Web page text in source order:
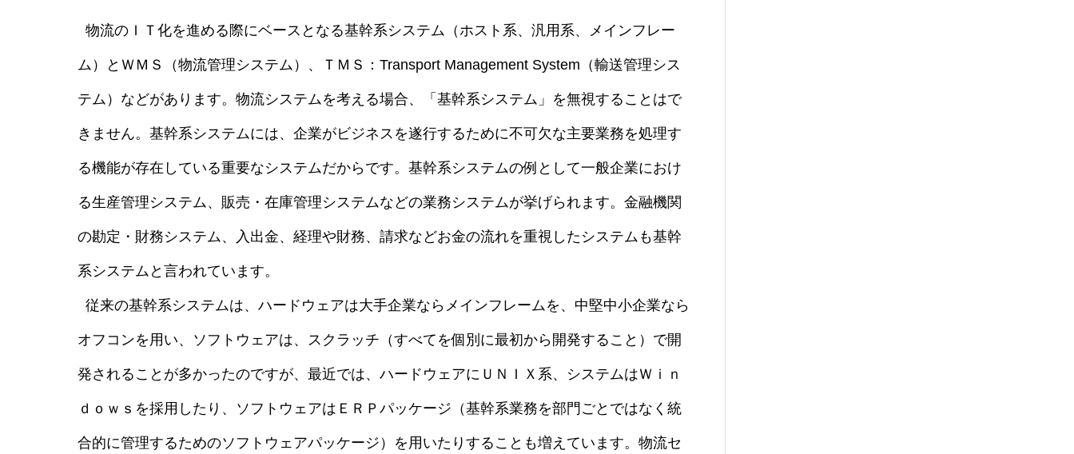
物流のＩＴ化を進める際にベースとなる基幹系システム（ホスト系、汎用系、メインフレー
ム）とＷＭＳ（物流管理システム）、ＴＭＳ：Transport Management System（輸送管理シス
テム）などがあります。物流システムを考える場合、「基幹系システム」を無視することはで
きません。基幹系システムには、企業がビジネスを遂行するために不可欠な主要業務を処理す
る機能が存在している重要なシステムだからです。基幹系システムの例として一般企業におけ
る生産管理システム、販売・在庫管理システムなどの業務システムが挙げられます。金融機関
の勘定・財務システム、入出金、経理や財務、請求などお金の流れを重視したシステムも基幹
系システムと言われています。
従来の基幹系システムは、ハードウェアは大手企業ならメインフレームを、中堅中小企業なら
オフコンを用い、ソフトウェアは、スクラッチ（すべてを個別に最初から開発すること）で開
発されることが多かったのですが、最近では、ハードウェアにＵＮＩＸ系、システムはＷｉｎ
ｄｏｗｓを採用したり、ソフトウェアはＥＲＰパッケージ（基幹系業務を部門ごとではなく統
合的に管理するためのソフトウェアパッケージ）を用いたりすることも増えています。物流セ